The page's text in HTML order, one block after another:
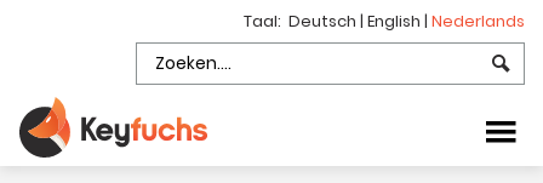
Taal: Deutsch | English | Nederlands